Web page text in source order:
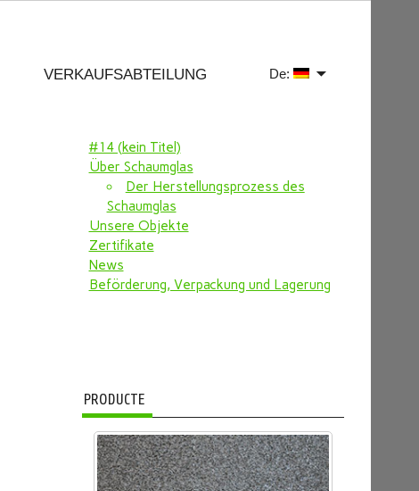
VERKAUFSABTEILUNG De:
#14 (kein Titel)
Über Schaumglas
Der Herstellungsprozess des
Schaumglas
Unsere Objekte
Zertifikate
News
Beförderung, Verpackung und Lagerung
PRODUCTE